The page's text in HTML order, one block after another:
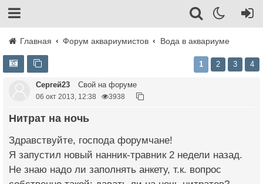
Главная Форум аквариумистов Вода в аквариуме
1 2 3 4
Сергей23 Свой на форуме
06 окт 2013, 12:38 3938
Нитрат на ночь
Здравствуйте, господа форумчане!
Я запустил новый нанник-травник 2 недели назад.
Не знаю надо ли заполнять анкету, т.к. вопрос